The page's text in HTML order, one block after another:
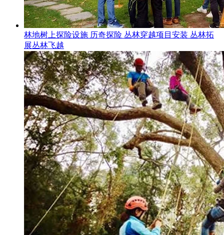
林地树上探险设施 历奇探险 丛林穿越项目安装 丛林拓
展丛林飞越